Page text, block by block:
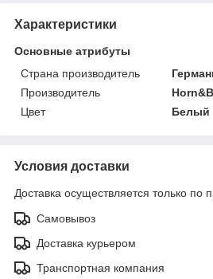
Характеристики
Основные атрибуты
Страна производитель
Производитель
Цвет
Белый
Условия доставки
Доставка осуществляется только по
Самовывоз
Доставка курьером
Транспортная компания